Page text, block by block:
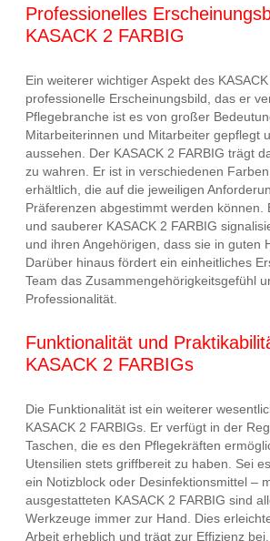
Professionelles
KASACK 2 FARBIG
Ein weiterer wichtiger Aspekt des
professionelle Erscheinungsbild, das er
Pflegebranche ist es von großer
Mitarbeiterinnen und Mitarbeiter gepflegt
aussehen. Der KASACK 2 FARBIG trägt
zu wahren. Er ist in verschiedenen
erhältlich, die auf die jeweiligen
Präferenzen abgestimmt werden können.
und sauberer KASACK 2 FARBIG
und ihren Angehörigen, dass sie in guten
Darüber hinaus fördert ein einheitliches
Team das Zusammengehörigkeitsgefühl
Professionalität.
Funktionalität und
KASACK 2 FARBIGs
Die Funktionalität ist ein weiterer
KASACK 2 FARBIGs. Er verfügt in der
Taschen, die es den Pflegekräften
Utensilien stets griffbereit zu haben. Sei
ein Notizblock oder Desinfektionsmittel –
ausgestatteten KASACK 2 FARBIG sind
Werkzeuge immer zur Hand. Dies
Arbeit erheblich und trägt zur Effizienz